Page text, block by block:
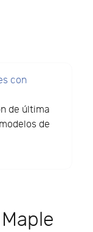
con
de última
de